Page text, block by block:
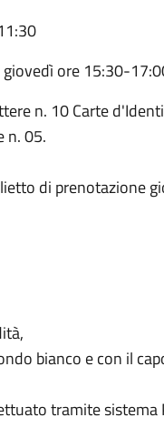
ore 15:30-
n. 10 Carte
n. 05.
di prenotazione
bianco e con il
tramite sistema